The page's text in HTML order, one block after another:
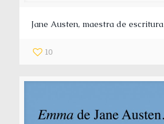
Jane Austen, maestra de escritura
10